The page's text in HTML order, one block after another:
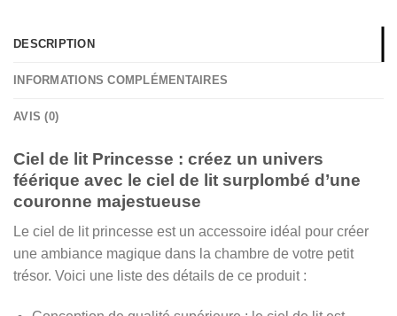
DESCRIPTION
INFORMATIONS COMPLÉMENTAIRES
AVIS (0)
Ciel de lit Princesse : créez un univers
féérique avec le ciel de lit surplombé d’une
couronne majestueuse
Le ciel de lit princesse est un accessoire idéal pour créer
une ambiance magique dans la chambre de votre petit
trésor. Voici une liste des détails de ce produit :